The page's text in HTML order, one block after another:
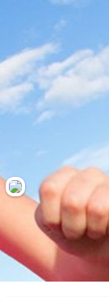
搜尋景點
好康優惠
最新留言
商家合作
推薦景點